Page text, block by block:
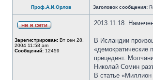
Проф.А.И.Орлов Заголовок сообщения:
Зарегистрирован: Вт сен 28,
2004 11:58 am
Сообщений: 12459
2013.11.18.
В Исландии
«демократические
прецедент.
Николай Сомин
В статье